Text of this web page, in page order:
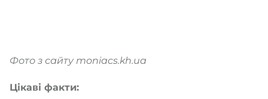
Фото з сайту moniacs.kh.ua
Цікаві факти: